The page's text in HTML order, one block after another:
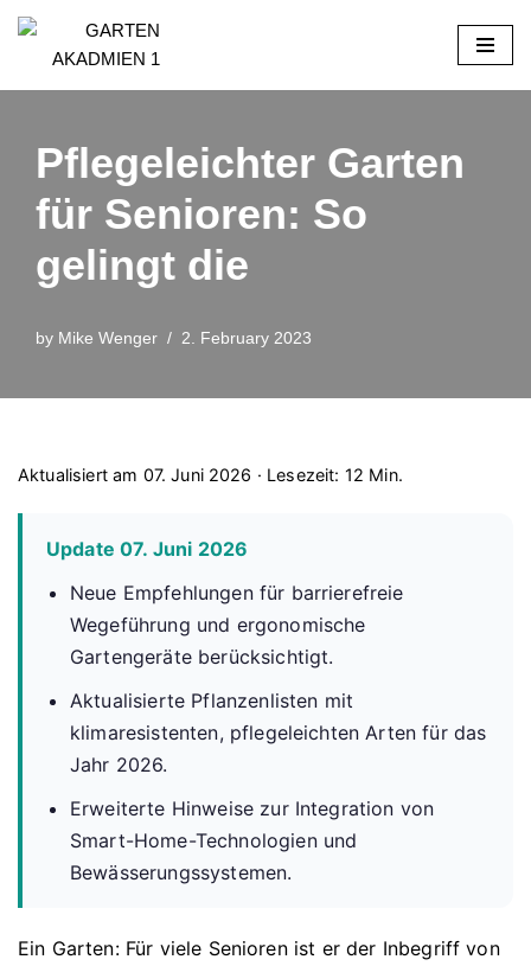
to
Pflegeleichter Garten
für Senioren: So
gelingt die
by Mike Wenger 2. February 2023
Aktualisiert am 07. Juni 2026 · Lesezeit: 12 Min.
Update 07. Juni 2026
Neue Empfehlungen für barrierefreie
Wegeführung und ergonomische
Gartengeräte berücksichtigt.
Aktualisierte Pflanzenlisten mit
klimaresistenten, pflegeleichten Arten für das
Jahr 2026.
Erweiterte Hinweise zur Integration von
Smart-Home-Technologien und
Bewässerungssystemen.
Ein Garten: Für viele Senioren ist er der Inbegriff von